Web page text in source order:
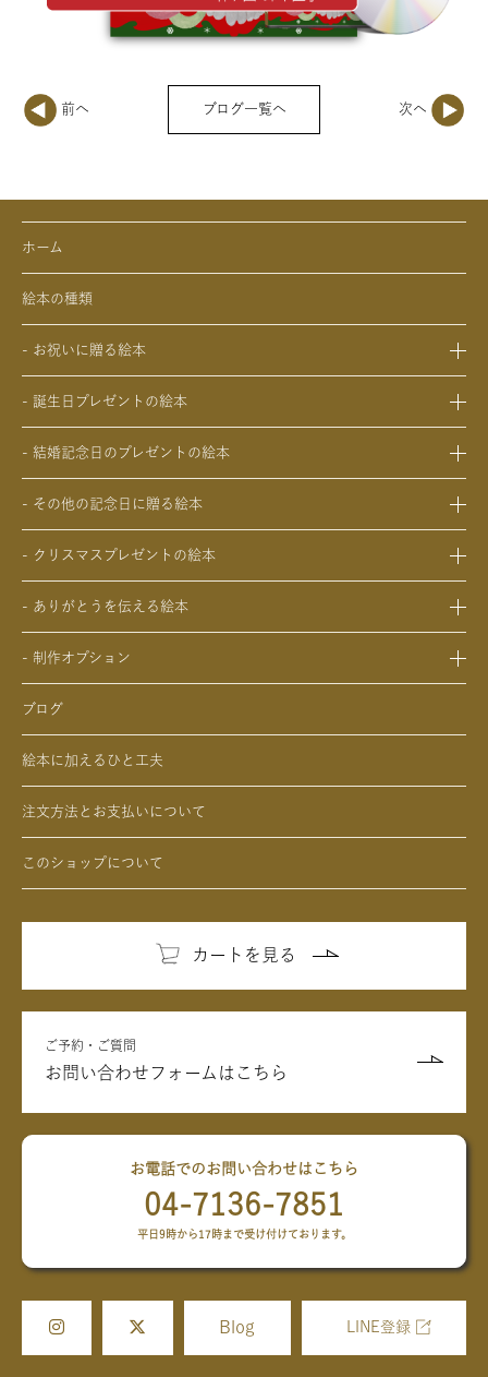
ブログ一覧へ
ホーム
絵本の種類
- お祝いに贈る絵本
- 結婚祝いの絵本
- 入園・入学／卒園・卒業祝いの絵本
- 還暦祝いの絵本
- 誕生日プレゼントの絵本
- 小学生の子供への誕生日プレゼントの絵本
- 20歳の誕生日プレゼントの絵本
- 女性、妻、彼女、女友達への誕生日プレゼントの絵本
- 男性、夫、彼氏、男友達への誕生日プレゼントの絵本
- 結婚記念日のプレゼントの絵本
- 両親への結婚記念日の絵本
- その他の記念日に贈る絵本
- バレンタインデー / ホワイトデーの絵本
- 敬老の日のプレゼントの絵本
- クリスマスプレゼントの絵本
- 中学生、高校生、大学生へのクリスマスプレゼントの絵本
- 女性、彼女、妻、女友達へのクリスマスプレゼントの絵本
- ありがとうを伝える絵本
- 制作オプション
ブログ
絵本に加えるひと工夫
注文方法とお支払いについて
このショップについて
カートを見る
ご予約・ご質問
お問い合わせフォームはこちら
お電話でのお問い合わせはこちら
04-7136-7851
平日9時から17時まで受け付けております。
Blog LINE登録